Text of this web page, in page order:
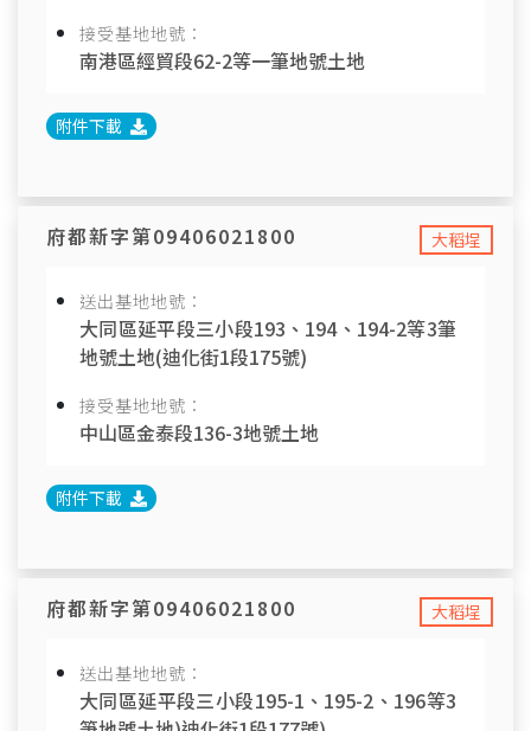
接受基地地號：
南港區經貿段62-2等一筆地號土地
附件下載
大稻埕
府都新字第09406021800
送出基地地號：
大同區延平段三小段193、194、194-2等3筆
地號土地(迪化街1段175號)
接受基地地號：
中山區金泰段136-3地號土地
附件下載
大稻埕
府都新字第09406021800
送出基地地號：
大同區延平段三小段195-1、195-2、196等3